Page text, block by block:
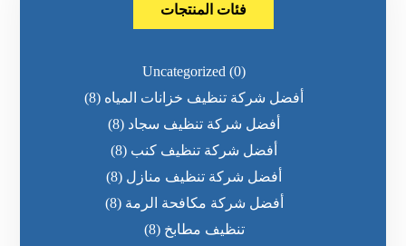
فئات المنتجات
Uncategorized (0)
أفضل شركة تنظيف خزانات المياه (8)
أفضل شركة تنظيف سجاد (8)
أفضل شركة تنظيف كنب (8)
أفضل شركة تنظيف منازل (8)
أفضل شركة مكافحة الرمة (8)
تنظيف مطابخ (8)